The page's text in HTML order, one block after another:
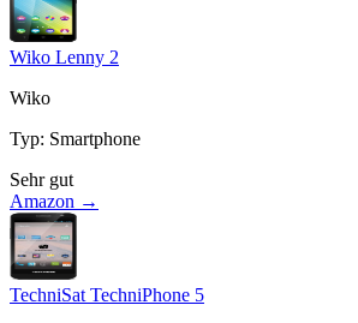
Wiko Lenny 2
Wiko
Typ: Smartphone
Sehr gut
Amazon →
TechniSat TechniPhone 5